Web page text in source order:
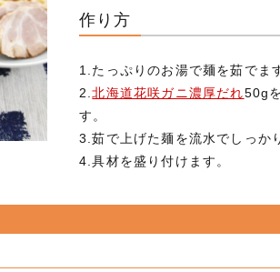
作り方
1.たっぷりのお湯で麺を茹でま
2.北海道花咲ガニ濃厚だれ50g
す。
3.茹で上げた麺を流水でしっか
4.具材を盛り付けます。